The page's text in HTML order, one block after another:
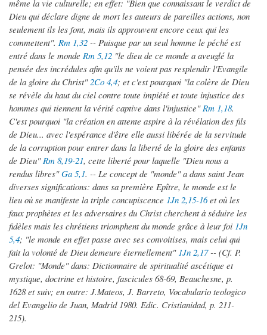
même la vie culturelle; en effet: "Bien que connaissant le verdict de
Dieu qui déclare digne de mort les auteurs de pareilles actions, non
seulement ils les font, mais ils approuvent encore ceux qui les
commettent". Rm 1,32 -- Puisque par un seul homme le péché est
entré dans le monde Rm 5,12 "le dieu de ce monde a aveuglé la
pensée des incrédules afin qu'ils ne voient pas resplendir l'Evangile
de la gloire du Christ"2Co 4,4; et c'est pourquoi "la colère de Dieu
se révèle du haut du ciel contre toute impiété et toute injustice des
hommes qui tiennent la vérité captive dans l'injustice"Rm 1,18.
C'est pourquoi "la création en attente aspire à la révélation des fils
de Dieu... avec l'espérance d'être elle aussi libérée de la servitude
de la corruption pour entrer dans la liberté de la gloire des enfants
de Dieu"Rm 8,19-21, cette liberté pour laquelle "Dieu nous a
rendus libres"Ga 5,1. -- Le concept de "monde" a dans saint Jean
diverses significations: dans sa première Epître, le monde est le
lieu où se manifeste la triple concupiscence 1Jn 2,15-16et où les
faux prophètes et les adversaires du Christ cherchent à séduire les
fidèles mais les chrétiens triomphent du monde grâce à leur foi 1Jn
5,4; "le monde en effet passe avec ses convoitises, mais celui qui
fait la volonté de Dieu demeure éternellement" 1Jn 2,17-- (Cf. P.
Grelot: "Monde" dans: Dictionnaire de spiritualité ascétique et
mystique, doctrine et histoire, fascicules 68-69, Beauchesne, p.
1628 et suiv; en outre: J.Mateos, J. Barreto, Vocabulario teologico
del Evangelio de Juan, Madrid 1980. Edic. Cristianidad, p. 211-
215).